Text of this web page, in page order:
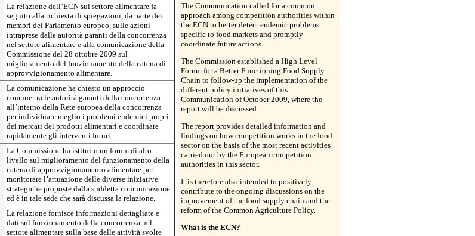
La relazione dell’ECN sul settore alimentare fa
seguito alla richiesta di spiegazioni, da parte dei
membri del Parlamento europeo, sulle azioni
intraprese dalle autorità garanti della concorrenza
nel settore alimentare e alla comunicazione della
Commissione del 28 ottobre 2009 sul
miglioramento del funzionamento della catena di
approvvigionamento alimentare.
La comunicazione ha chiesto un approccio
comune tra le autorità garanti della concorrenza
all’interno della Rete europea della concorrenza
per individuare meglio i problemi endemici propri
dei mercati dei prodotti alimentari e coordinare
rapidamente gli interventi futuri.
La Commissione ha istituito un forum di alto
livello sul miglioramento del funzionamento della
catena di approvvigionamento alimentare per
monitorare l’attuazione delle diverse iniziative
strategiche proposte dalla suddetta comunicazione
ed è in tale sede che sarà discussa la relazione.
La relazione fornisce informazioni dettagliate e
dati sul funzionamento della concorrenza nel
settore alimentare sulla base delle attività svolte
The Communication called for a common
approach among competition authorities within
the ECN to better detect endemic problems
specific to food markets and promptly
coordinate future actions.
The Commission established a High Level
Forum for a Better Functioning Food Supply
Chain to follow-up the implementation of the
different policy initiatives of this
Communication of October 2009, where the
report will be discussed.
The report provides detailed information and
findings on how competition works in the food
sector on the basis of the most recent activities
carried out by the European competition
authorities in this sector.
It is therefore also intended to positively
contribute to the ongoing discussions on the
improvement of the food supply chain and the
reform of the Common Agriculture Policy.
What is the ECN?